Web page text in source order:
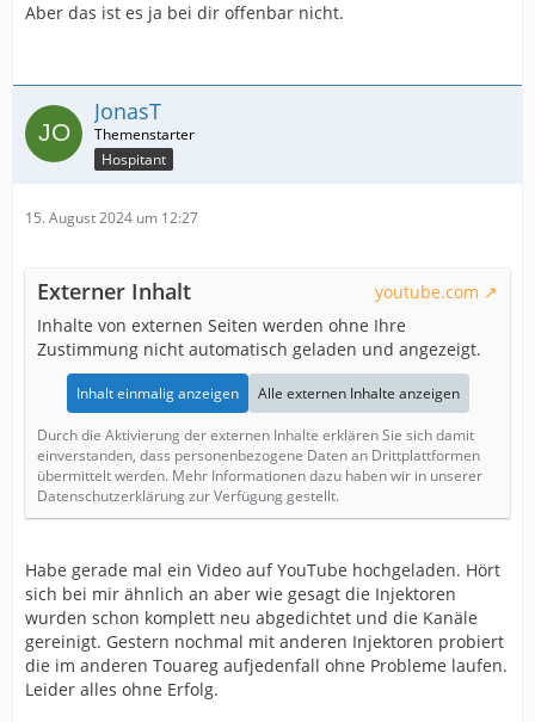
Aber das ist es ja bei dir offenbar nicht.
JonasT
Hospitant
15. August 2024 um 12:27
Externer Inhalt
youtube.com
Inhalte von externen Seiten werden ohne Ihre
Zustimmung nicht automatisch geladen und angezeigt.
Inhalt einmalig anzeigen Alle externen Inhalte anzeigen
Durch die Aktivierung der externen Inhalte erklären Sie sich damit
einverstanden, dass personenbezogene Daten an Drittplattformen
übermittelt werden. Mehr Informationen dazu haben wir in unserer
Datenschutzerklärung zur Verfügung gestellt.
Habe gerade mal ein Video auf YouTube hochgeladen. Hört
sich bei mir ähnlich an aber wie gesagt die Injektoren
wurden schon komplett neu abgedichtet und die Kanäle
gereinigt. Gestern nochmal mit anderen Injektoren probiert
die im anderen Touareg aufjedenfall ohne Probleme laufen.
Leider alles ohne Erfolg.